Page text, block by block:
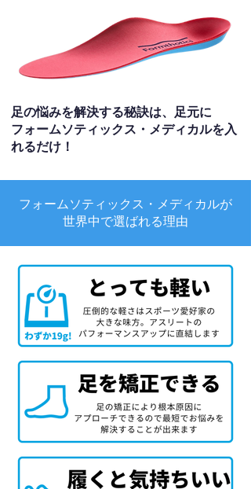
足の悩みを解決する秘訣は、足元に
フォームソティックス・メディカルを入
れるだけ！
フォームソティックス・メディカルが
世界中で選ばれる理由